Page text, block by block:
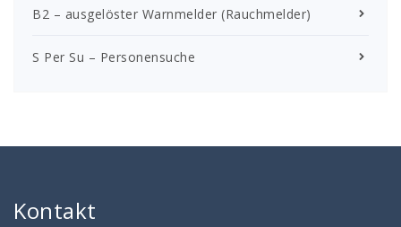
B2 – ausgelöster Warnmelder (Rauchmelder)
S Per Su – Personensuche
Kontakt